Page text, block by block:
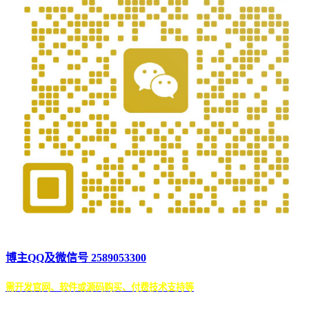
博主QQ及微信号 2589053300
需开发官网、软件或源码购买、付费技术支持等